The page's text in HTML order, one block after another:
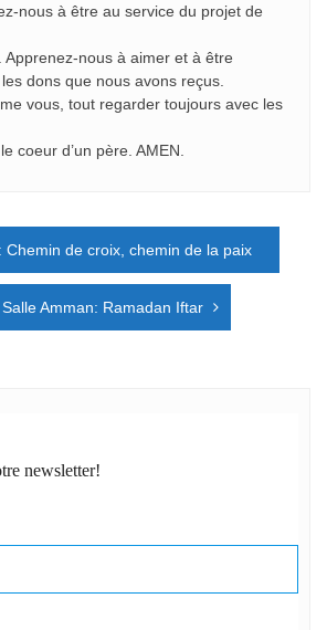
nous à être au service du projet de
Apprenez-nous à aimer et à être
dons que nous avons reçus.
vous, tout regarder toujours avec les
coeur d’un père. AMEN.
Chemin de croix, chemin de la paix
Amman: Ramadan Iftar
newsletter!